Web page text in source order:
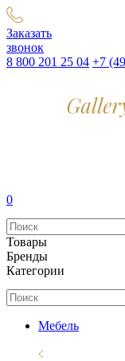
Заказать
звонок
8 800 201 25 04 +7
0
Товары
Бренды
Категории
Мебель